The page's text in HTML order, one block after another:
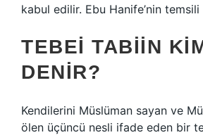
kabul edilir. Ebu Hanife’nin
TEBEI TABIIN
DENIR?
Kendilerini Müslüman sayan ve
ölen üçüncü nesli ifade eden bir